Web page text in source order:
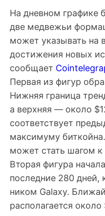
На дневном графике
две медвежьи
может указывать на
достижения новых
сообщает
Первая из фигур
Нижняя граница
а верхняя — около
соответствует
максимуму
может стать шагом
Вторая фигура
последние 280 дней,
ником Galaxy.
располагается